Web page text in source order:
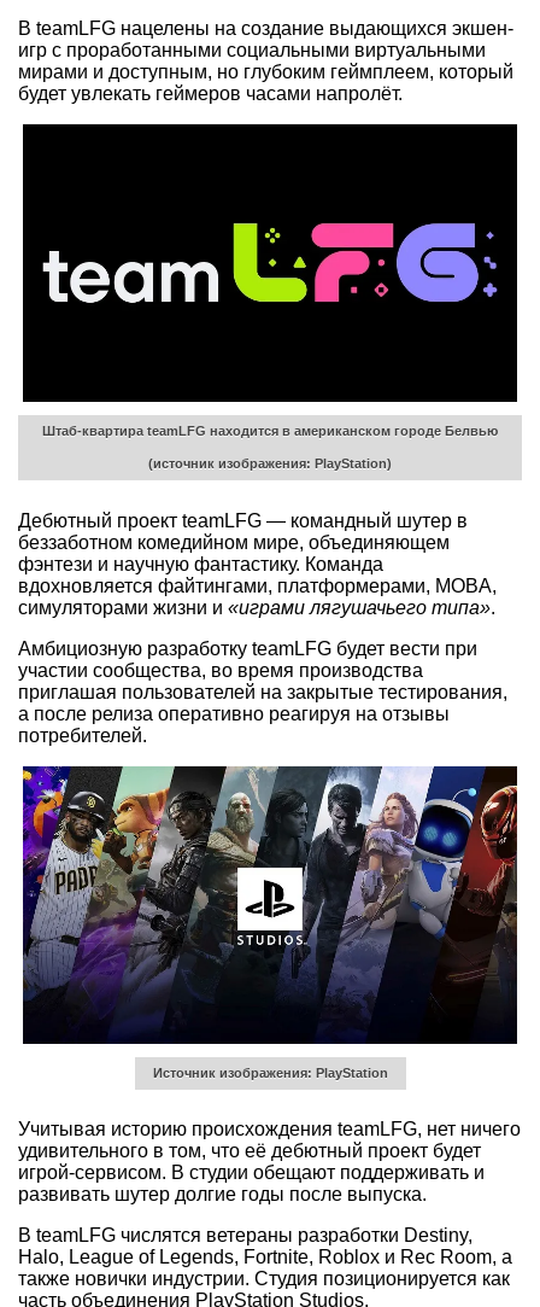
В teamLFG нацелены на создание выдающихся экшен-
игр с проработанными социальными виртуальными
мирами и доступным, но глубоким геймплеем, который
будет увлекать геймеров часами напролёт.
Штаб-квартира teamLFG находится в американском городе Белвью
(источник изображения: PlayStation)
Дебютный проект teamLFG — командный шутер в
беззаботном комедийном мире, объединяющем
фэнтези и научную фантастику. Команда
вдохновляется файтингами, платформерами, MOBA,
симуляторами жизни и «играми лягушачьего типа».
Амбициозную разработку teamLFG будет вести при
участии сообщества, во время производства
приглашая пользователей на закрытые тестирования,
а после релиза оперативно реагируя на отзывы
потребителей.
Источник изображения: PlayStation
Учитывая историю происхождения teamLFG, нет ничего
удивительного в том, что её дебютный проект будет
игрой-сервисом. В студии обещают поддерживать и
развивать шутер долгие годы после выпуска.
В teamLFG числятся ветераны разработки Destiny,
Halo, League of Legends, Fortnite, Roblox и Rec Room, а
также новички индустрии. Студия позиционируется как
часть объединения PlayStation Studios.